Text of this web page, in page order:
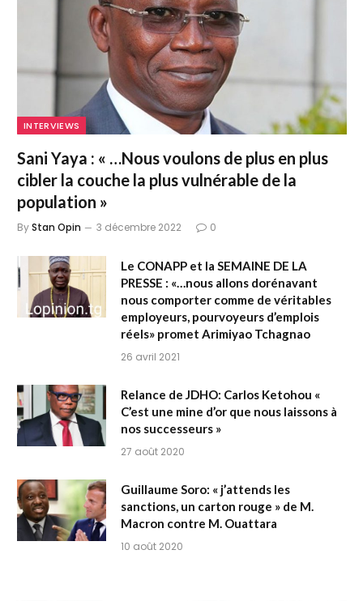
INTERVIEWS
Sani Yaya : « …Nous voulons de plus en plus
cibler la couche la plus vulnérable de la
population »
ByStan Opin 3 décembre 2022 0
Le CONAPP et la SEMAINE DE LA
PRESSE : «…nous allons dorénavant
nous comporter comme de véritables
employeurs, pourvoyeurs d’emplois
réels» promet Arimiyao Tchagnao
26 avril 2021
Relance de JDHO: Carlos Ketohou «
C’est une mine d’or que nous laissons à
nos successeurs »
27 août 2020
Guillaume Soro: « j’attends les
sanctions, un carton rouge » de M.
Macron contre M. Ouattara
10 août 2020